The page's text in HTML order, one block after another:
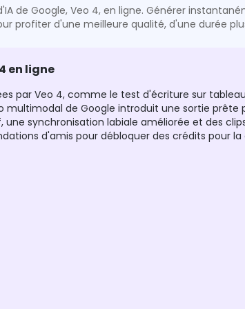
de Google, Veo 4, en ligne. Générer
profiter d'une meilleure qualité, d'une durée
en ligne
par Veo 4, comme le test d'écriture sur
de Google introduit une sortie
synchronisation labiale améliorée et des
d'amis pour débloquer des crédits pour la